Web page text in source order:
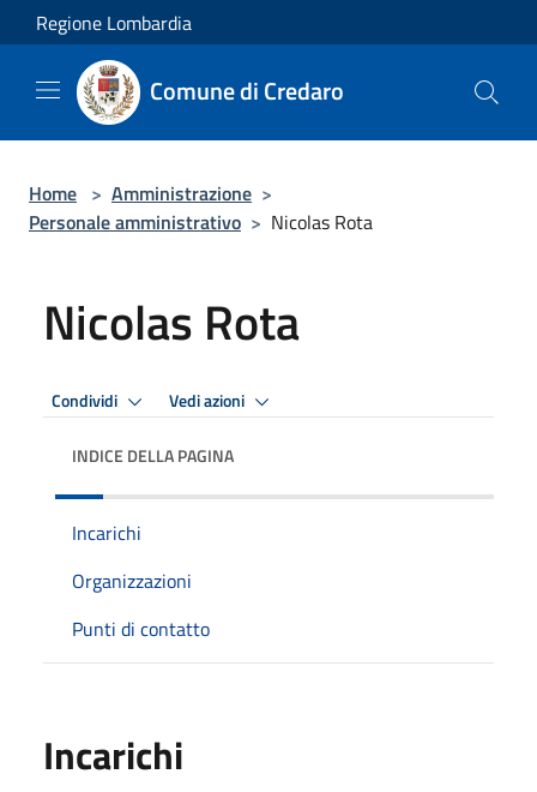
Salta al contenuto principale
Regione Lombardia
Comune di Credaro
Home > Amministrazione >
Personale amministrativo > Nicolas Rota
Nicolas Rota
Condividi Vedi azioni
INDICE DELLA PAGINA
Incarichi
Organizzazioni
Punti di contatto
Incarichi